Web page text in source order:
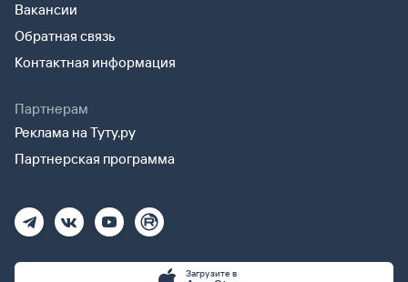
Вакансии
Обратная связь
Контактная информация
Партнерам
Реклама на Туту.ру
Партнерская программа
Загрузите в